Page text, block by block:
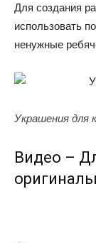
Для создания
использовать
ненужные
Украшения для
Видео –